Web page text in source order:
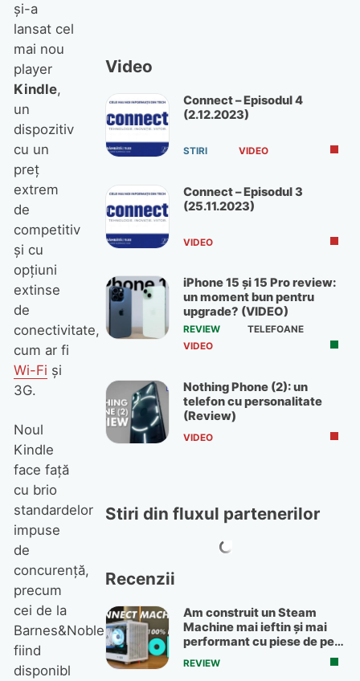
şi-a
lansat cel
mai nou
player
Kindle,
un
dispozitiv
cu un
preţ
extrem
de
competitiv
şi cu
opţiuni
extinse
de
conectivitate,
cum ar fi
Wi-Fi şi
3G.
Noul
Kindle
face faţă
cu brio
standardelor
impuse
de
concurenţă,
precum
cei de la
Barnes&Noble,
fiind
disponibl
Video
Connect – Episodul 4
(2.12.2023)
STIRI VIDEO
Connect – Episodul 3
(25.11.2023)
VIDEO
iPhone 15 și 15 Pro review:
un moment bun pentru
upgrade? (VIDEO)
REVIEW
TELEFOANE
VIDEO
Nothing Phone (2): un
telefon cu personalitate
(Review)
VIDEO
Stiri din fluxul partenerilor
Recenzii
Am construit un Steam
Machine mai ieftin și mai
performant cu piese de pe
OLX
REVIEW